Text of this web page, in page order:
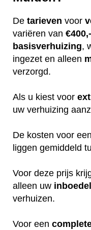
De tarieven voor
variëren van €400,-
basisverhuizing,
ingezet en alleen
verzorgd.
Als u kiest voor
uw verhuizing
De kosten voor een
liggen gemiddeld
Voor deze prijs
alleen uw inboedel
verhuizen.
Voor een